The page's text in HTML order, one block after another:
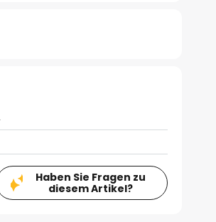
Haben Sie Fragen zu
diesem Artikel?